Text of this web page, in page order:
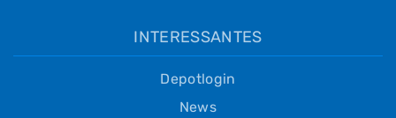
INTERESSANTES
Depotlogin
News